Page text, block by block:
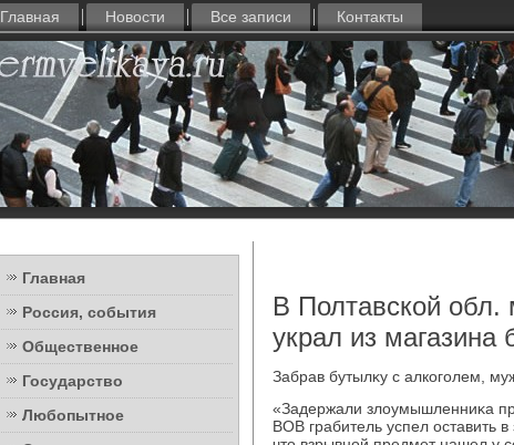
Главная Новости Все записи Контакты
Главная
Россия, события
Общественное
Государство
Любопытное
В Полтавской обл.
украл из магазина
Забрав бутылκу с алкоголем,
«Задержали злοумышленниκа
ВОВ грабитель успел оставить